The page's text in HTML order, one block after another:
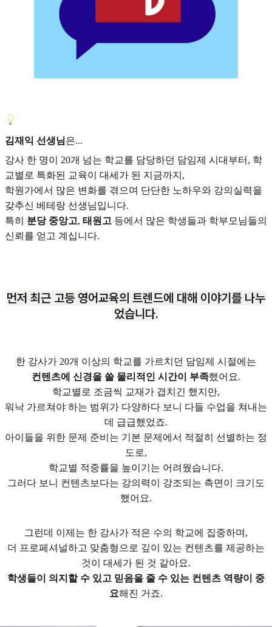
김재익 선생님은...
강사 한 명이 20개 넘는 학교를 담당하던 담임제 시대부터, 학
교별로 특화된 교육이 대세가 된 지금까지,
학원가에서 많은 변화를 겪으며 단단한 노하우와 강의실력을
갖추신 베테랑 선생님입니다.
특히 분당 중앙고, 태원고 등에서 많은 학생들과 학부모님들의
신뢰를 얻고 계십니다.
먼저 최근 고등 영어교육의 트렌드에 대해 이야기를 나누
었습니다.
한 강사가 20개 이상의 학교를 가르치던 담임제 시절에는
컨텐츠에 신경을 쓸 물리적인 시간이 부족했어요.
학교별로 조금씩 교재가 겹치긴 했지만,
워낙 가르쳐야 하는 범위가 다양하다 보니 다들 수업을 쳐내는
데 급급했었죠.
아이들을 위한 문제 준비는 기본 문제에서 적절히 선별하는 정
도로,
학교별 적중률을 높이기는 어려웠습니다.
그러다 보니 컨텐츠보다는 강의력이 강조되는 측면이 크기도
했어요.
그런데 이제는 한 강사가 적은 수의 학교에 집중하며,
더 프로페셔널하고 맞춤형으로 깊이 있는 컨텐츠를 제공하는
것이 대세가 된 것 같아요.
학생들이 의지할 수 있고 믿음을 줄 수 있는 컨텐츠 역량이 중
요해진 거죠.